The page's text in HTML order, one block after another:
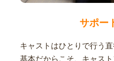
サポー
キャストはひとりで行う
基本だからこそ、キャス